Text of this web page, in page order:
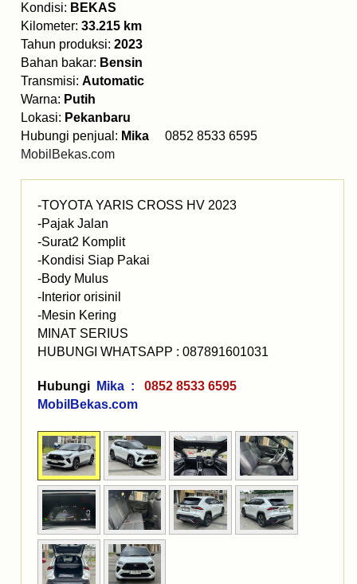
Kondisi: BEKAS
Kilometer: 33.215 km
Tahun produksi: 2023
Bahan bakar: Bensin
Transmisi: Automatic
Warna: Putih
Lokasi: Pekanbaru
Hubungi penjual: Mika 0852 8533 6595
MobilBekas.com
-TOYOTA YARIS CROSS HV 2023
-Pajak Jalan
-Surat2 Komplit
-Kondisi Siap Pakai
-Body Mulus
-Interior orisinil
-Mesin Kering
MINAT SERIUS
HUBUNGI WHATSAPP : 087891601031
Hubungi Mika :
0852 8533 6595
MobilBekas.com